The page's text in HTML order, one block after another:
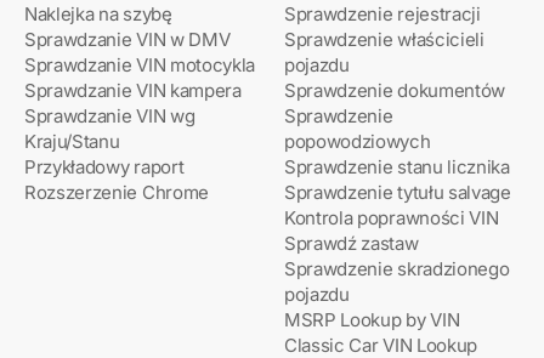
Naklejka na szybę
Sprawdzanie VIN w DMV
Sprawdzanie VIN motocykla
Sprawdzanie VIN kampera
Sprawdzanie VIN wg
Kraju/Stanu
Przykładowy raport
Rozszerzenie Chrome
Sprawdzenie rejestracji
Sprawdzenie właścicieli
pojazdu
Sprawdzenie dokumentów
Sprawdzenie
popowodziowych
Sprawdzenie stanu licznika
Sprawdzenie tytułu salvage
Kontrola poprawności VIN
Sprawdź zastaw
Sprawdzenie skradzionego
pojazdu
MSRP Lookup by VIN
Classic Car VIN Lookup